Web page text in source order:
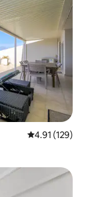
從 129 則評價
4.91 (129)